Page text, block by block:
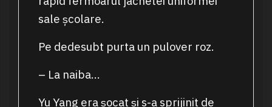
sale școlare.
Pe dedesubt purta un pulover roz.
– La naiba…
Yu Yang era șocat și s-a sprijinit de